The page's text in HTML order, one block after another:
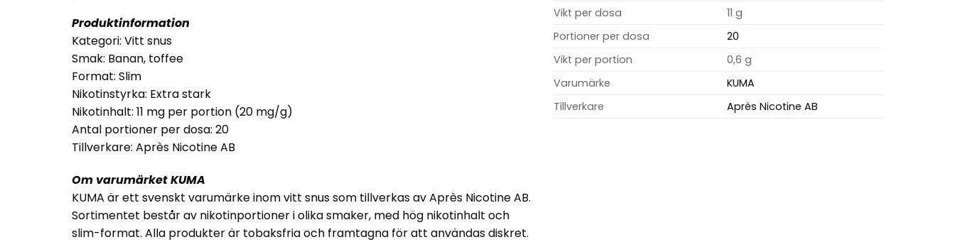
Produktinformation
Kategori: Vitt snus
Smak: Banan, toffee
Format: Slim
Nikotinstyrka: Extra stark
Nikotinhalt: 11 mg per portion (20 mg/g)
Antal portioner per dosa: 20
Tillverkare: Après Nicotine AB
Om varumärket KUMA
KUMA är ett svenskt varumärke inom vitt snus som tillverkas av Après Nicotine AB.
Sortimentet består av nikotinportioner i olika smaker, med hög nikotinhalt och
slim-format. Alla produkter är tobaksfria och framtagna för att användas diskret.
Vikt per dosa
11 g
Portioner per dosa
20
Vikt per portion
0,6 g
Varumärke
KUMA
Tillverkare
Après Nicotine AB